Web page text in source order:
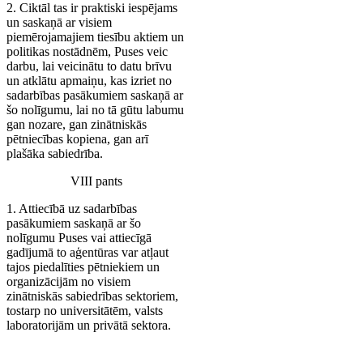
2. Ciktāl tas ir praktiski iespējams
un saskaņā ar visiem
piemērojamajiem tiesību aktiem un
politikas nostādnēm, Puses veic
darbu, lai veicinātu to datu brīvu
un atklātu apmaiņu, kas izriet no
sadarbības pasākumiem saskaņā ar
šo nolīgumu, lai no tā gūtu labumu
gan nozare, gan zinātniskās
pētniecības kopiena, gan arī
plašāka sabiedrība.
VIII pants
1. Attiecībā uz sadarbības
pasākumiem saskaņā ar šo
nolīgumu Puses vai attiecīgā
gadījumā to aģentūras var atļaut
tajos piedalīties pētniekiem un
organizācijām no visiem
zinātniskās sabiedrības sektoriem,
tostarp no universitātēm, valsts
laboratorijām un privātā sektora.